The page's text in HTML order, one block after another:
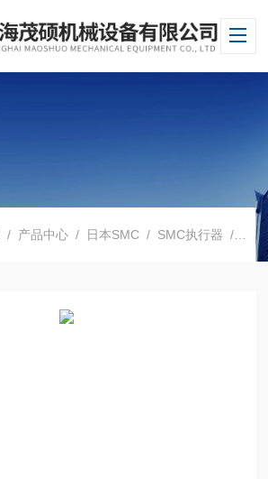
/ 产品中心 / 日本SMC / SMC执行器 / 日本SMC执行器VFM350-02-01大量现货